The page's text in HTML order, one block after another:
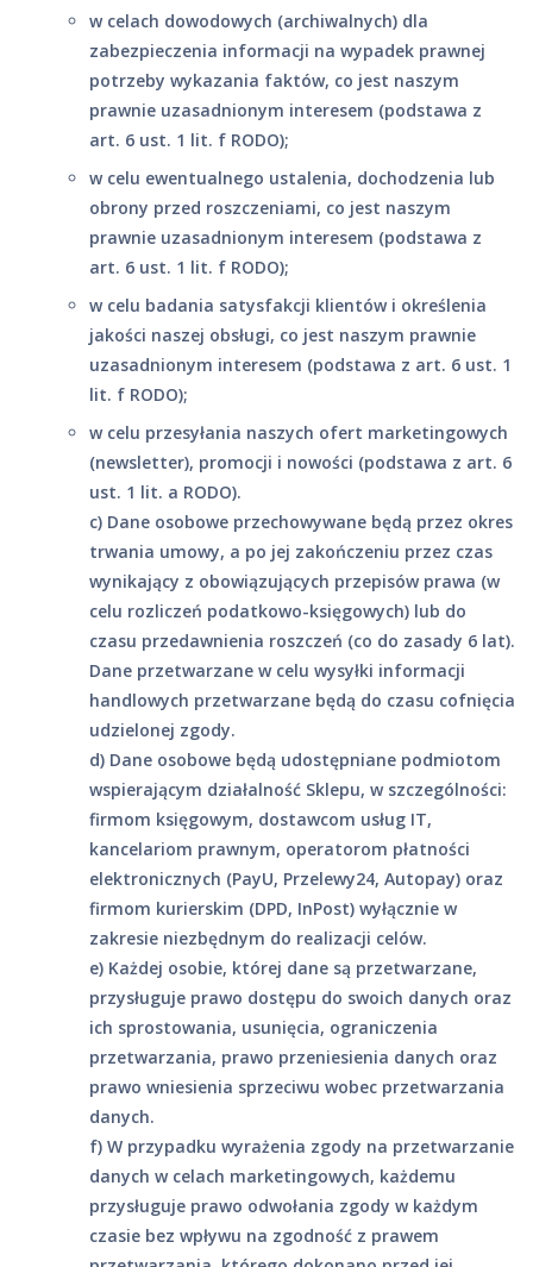
w celach dowodowych (archiwalnych) dla
zabezpieczenia informacji na wypadek prawnej
potrzeby wykazania faktów, co jest naszym
prawnie uzasadnionym interesem (podstawa z
art. 6 ust. 1 lit. f RODO);
w celu ewentualnego ustalenia, dochodzenia lub
obrony przed roszczeniami, co jest naszym
prawnie uzasadnionym interesem (podstawa z
art. 6 ust. 1 lit. f RODO);
w celu badania satysfakcji klientów i określenia
jakości naszej obsługi, co jest naszym prawnie
uzasadnionym interesem (podstawa z art. 6 ust. 1
lit. f RODO);
w celu przesyłania naszych ofert marketingowych
(newsletter), promocji i nowości (podstawa z art. 6
ust. 1 lit. a RODO).
c) Dane osobowe przechowywane będą przez okres
trwania umowy, a po jej zakończeniu przez czas
wynikający z obowiązujących przepisów prawa (w
celu rozliczeń podatkowo-księgowych) lub do
czasu przedawnienia roszczeń (co do zasady 6 lat).
Dane przetwarzane w celu wysyłki informacji
handlowych przetwarzane będą do czasu cofnięcia
udzielonej zgody.
d) Dane osobowe będą udostępniane podmiotom
wspierającym działalność Sklepu, w szczególności:
firmom księgowym, dostawcom usług IT,
kancelariom prawnym, operatorom płatności
elektronicznych (PayU, Przelewy24, Autopay) oraz
firmom kurierskim (DPD, InPost) wyłącznie w
zakresie niezbędnym do realizacji celów.
e) Każdej osobie, której dane są przetwarzane,
przysługuje prawo dostępu do swoich danych oraz
ich sprostowania, usunięcia, ograniczenia
przetwarzania, prawo przeniesienia danych oraz
prawo wniesienia sprzeciwu wobec przetwarzania
danych.
f) W przypadku wyrażenia zgody na przetwarzanie
danych w celach marketingowych, każdemu
przysługuje prawo odwołania zgody w każdym
czasie bez wpływu na zgodność z prawem